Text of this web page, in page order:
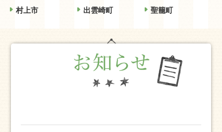
村上市
出雲崎町 聖籠町